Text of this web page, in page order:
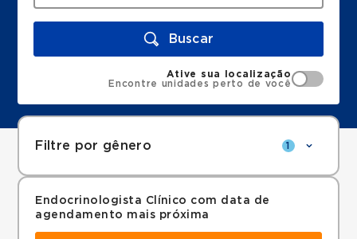
Buscar
Ative sua localização
Encontre unidades perto de você
Filtre por gênero 1
Endocrinologista Clínico com data de
agendamento mais próxima